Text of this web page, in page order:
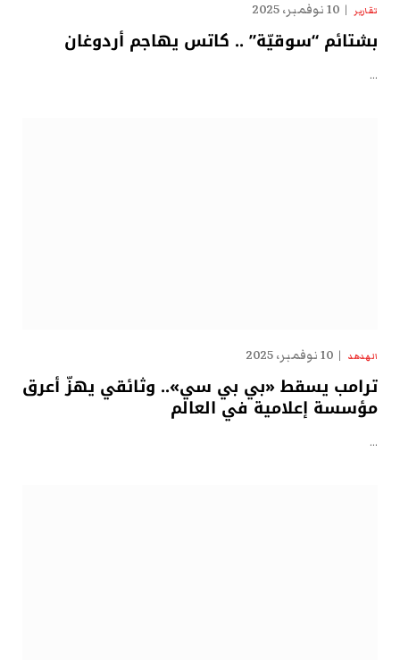
تقارير 10 نوفمبر، 2025
بشتائم “سوقيّة” .. كاتس يهاجم أردوغان
…
الهدهد 10 نوفمبر، 2025
ترامب يسقط «بي بي سي».. وثائقي يهزّ أعرق
مؤسسة إعلامية في العالم
…